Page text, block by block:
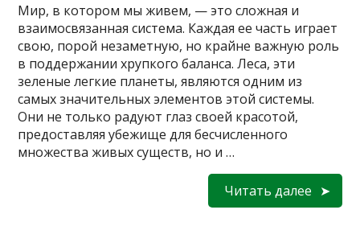
Мир, в котором мы живем, — это сложная и
взаимосвязанная система. Каждая ее часть играет
свою, порой незаметную, но крайне важную роль
в поддержании хрупкого баланса. Леса, эти
зеленые легкие планеты, являются одним из
самых значительных элементов этой системы.
Они не только радуют глаз своей красотой,
предоставляя убежище для бесчисленного
множества живых существ, но и …
Читать далее